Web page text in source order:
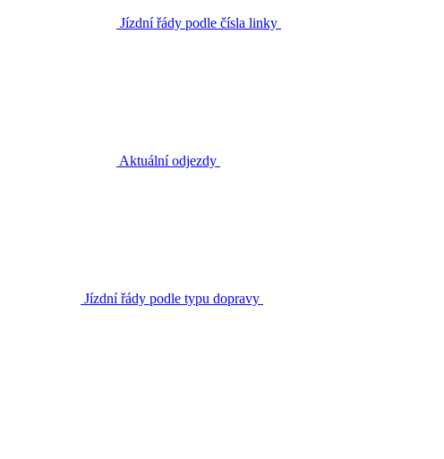
Jízdní řády podle čísla linky
Aktuální odjezdy
Jízdní řády podle typu dopravy